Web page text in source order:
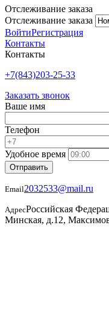
Отслеживание заказа
Отслеживание заказа
ВойтиРегистрация
Контакты
Контакты
+7(843)203-25-33
Заказать звонок
Ваше имя
Телефон
Удобное время
Отправить
Email2032533@mail.ru
АдресРоссийская
Минская, д.12,